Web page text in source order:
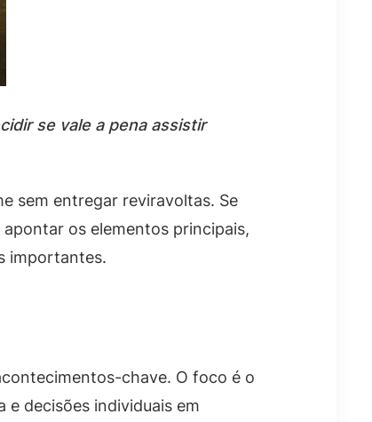
se vale a pena assistir
sem entregar reviravoltas. Se
os elementos principais,
importantes.
chave. O foco é o
decisões individuais em